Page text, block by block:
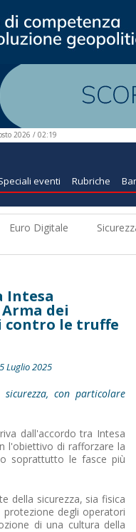
2026 / 02:19
eventi Rubriche
Euro Digitale
Intesa
dei
contro le truffe
Luglio 2025
con particolare
dall'accordo tra Intesa
l'obiettivo di rafforzare la
soprattutto le fasce più
della sicurezza, sia fisica
degli operatori
di una cultura della